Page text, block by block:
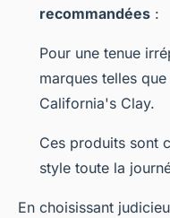
recommandées :
Pour une tenue
marques telles
California's Clay.
Ces produits sont
style toute la
En choisissant